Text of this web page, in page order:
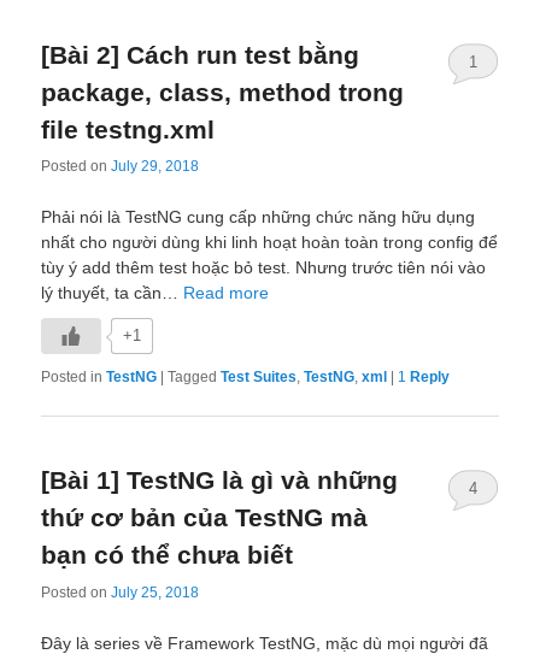
[Bài 2] Cách run test bằng
package, class, method trong
file testng.xml
Posted onJuly 29, 2018
1
Phải nói là TestNG cung cấp những chức năng hữu dụng
nhất cho người dùng khi linh hoạt hoàn toàn trong config để
tùy ý add thêm test hoặc bỏ test. Nhưng trước tiên nói vào
lý thuyết, ta cần… Read more
+1
Posted in TestNG |Tagged Test Suites,TestNG,xml 1 Reply
[Bài 1] TestNG là gì và những
thứ cơ bản của TestNG mà
bạn có thể chưa biết
Posted onJuly 25, 2018
4
Đây là series về Framework TestNG, mặc dù mọi người đã